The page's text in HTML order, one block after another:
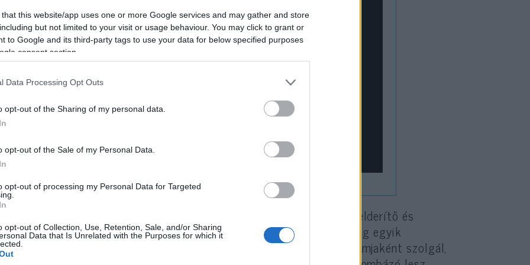
that this website/app uses one or more Google services and may gather and store
but not limited to your visit or usage behaviour. You may click to grant or
to Google and its third-party tags to use your data for below specified purposes
consent section.
Data Processing Opt Outs
opt-out of the Sharing of my personal data.
opt-out of the Sale of my Personal Data.
opt-out of processing my Personal Data for Targeted
opt-out of Collection, Use, Retention, Sale, and/or Sharing
Data that Is Unrelated with the Purposes for which it
videóban az IAI még azt is bemutatja, hogy a rakéta olyan felderítő és
repülőgépekről is indítható, mint a Boeing 737-es, amely a világ egyik
tengeri járőrgépének, a Boeing P8 Poseidonnak a platformjaként szolgál,